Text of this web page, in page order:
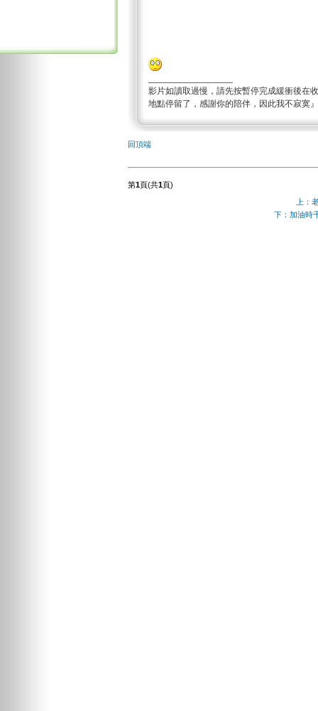
影片如讀取過慢，請先按暫停完成緩衝後在
地點停留了，感謝你的陪伴，因此我不寂寞』
回頂端
第1頁(共1頁)
上：
下：加油時